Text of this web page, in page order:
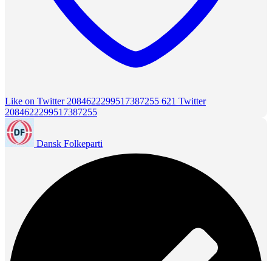
Like on Twitter 2084622299517387255 621 Twitter
2084622299517387255
Dansk Folkeparti